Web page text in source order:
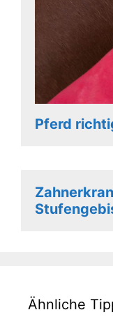
Pferd
Ähnliche